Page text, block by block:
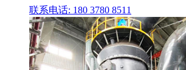
联系电话: 180 3780 8511